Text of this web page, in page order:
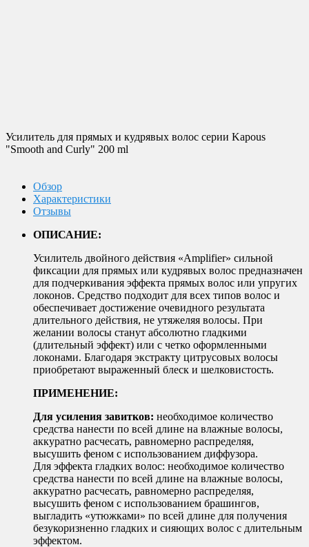
Усилитель для прямых и кудрявых волос серии Kapous
"Smooth and Curly" 200 ml
Обзор
Характеристики
Отзывы
ОПИСАНИЕ:
Усилитель двойного действия «Amplifier» сильной
фиксации для прямых или кудрявых волос предназначен
для подчеркивания эффекта прямых волос или упругих
локонов. Средство подходит для всех типов волос и
обеспечивает достижение очевидного результата
длительного действия, не утяжеляя волосы. При
желании волосы станут абсолютно гладкими
(длительный эффект) или с четко оформленными
локонами. Благодаря экстракту цитрусовых волосы
приобретают выраженный блеск и шелковистость.
ПРИМЕНЕНИЕ:
Для усиления завитков: необходимое количество
средства нанести по всей длине на влажные волосы,
аккуратно расчесать, равномерно распределяя,
высушить феном с использованием диффузора.
Для эффекта гладких волос: необходимое количество
средства нанести по всей длине на влажные волосы,
аккуратно расчесать, равномерно распределяя,
высушить феном с использованием брашингов,
выгладить «утюжками» по всей длине для получения
безукоризненно гладких и сияющих волос с длительным
эффектом.